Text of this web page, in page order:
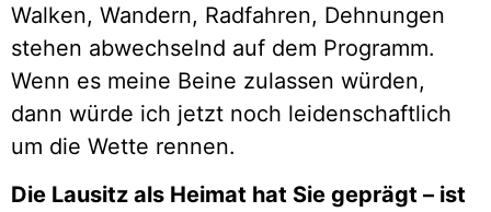
Walken, Wandern, Radfahren, Dehnungen
stehen abwechselnd auf dem Programm.
Wenn es meine Beine zulassen würden,
dann würde ich jetzt noch leidenschaftlich
um die Wette rennen.
Die Lausitz als Heimat hat Sie geprägt – ist